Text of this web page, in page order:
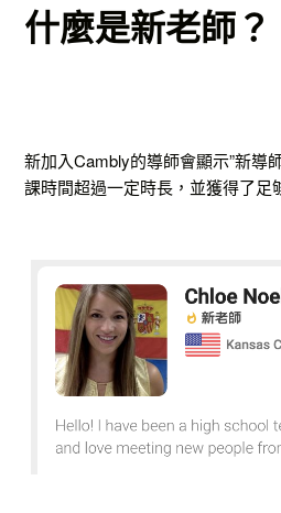
什麼是新老師？
新加入Cambly的導師會顯示”新導
課時間超過一定時長，並獲得了足